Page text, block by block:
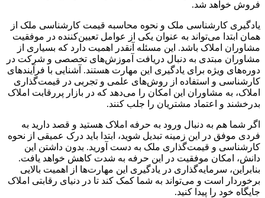
فروش خواهد شد.
یادگیری کارشناسی ملک و نحوه محاسبه قیمت کارشناسی ملک از
همان ابتدا می‌تواند به عنوان یکی از عوامل تعیین‌کننده در موفقیت
مشاوران املاک باشد. این مسئله آنقدر اهمیت دارد که بسیاری از
مشاوران مبتدی به دنبال دریافت آموزش‌های تخصصی و شرکت در
دوره‌های ویژه برای یادگیری این مهارت هستند. آشنایی با فرآیندهای
کارشناسی و استفاده از روش‌های علمی و تجربی در قیمت‌گذاری
املاک، به مشاوران این امکان را می‌دهد که در بازار پررقابت املاک
بدرخشند و اعتماد مشتریان را جلب کنند.
اگر شما هم به دنبال ورود به حرفه املاک هستید و قصد دارید به
فردی موفق در این زمینه تبدیل شوید، ابتدا باید درک عمیقی از نحوه
کارشناسی و قیمت‌گذاری ملک به دست آورید. بدون داشتن این
دانش، امکان موفقیت در این حرفه به شدت کاهش خواهد یافت.
بنابراین، سرمایه‌گذاری در یادگیری این مهارت‌ها از اهمیت بالایی
برخوردار است و می‌تواند به شما کمک کند تا در دنیای رقابتی املاک
جایگاه خود را پیدا کنید.